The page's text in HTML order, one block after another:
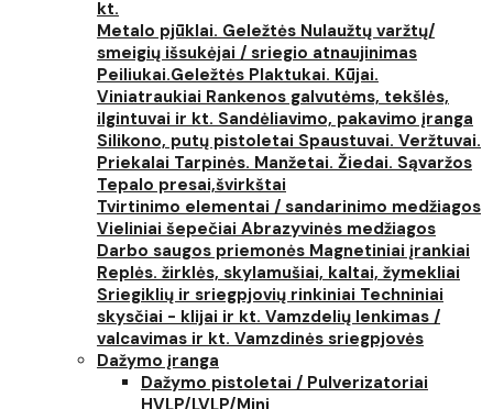
kt.
Metalo pjūklai. Geležtės Nulaužtų varžtų/
smeigių išsukėjai / sriegio atnaujinimas
Peiliukai.Geležtės Plaktukai. Kūjai.
Viniatraukiai Rankenos galvutėms, tekšlės,
ilgintuvai ir kt. Sandėliavimo, pakavimo įranga
Silikono, putų pistoletai Spaustuvai. Veržtuvai.
Priekalai Tarpinės. Manžetai. Žiedai. Sąvaržos
Tepalo presai,švirkštai
Tvirtinimo elementai / sandarinimo medžiagos
Vieliniai šepečiai Abrazyvinės medžiagos
Darbo saugos priemonės Magnetiniai įrankiai
Replės. žirklės, skylamušiai, kaltai, žymekliai
Sriegiklių ir sriegpjovių rinkiniai Techniniai
skysčiai - klijai ir kt. Vamzdelių lenkimas /
valcavimas ir kt. Vamzdinės sriegpjovės
Dažymo įranga
Dažymo pistoletai / Pulverizatoriai
HVLP/LVLP/Mini